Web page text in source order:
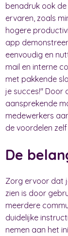
benadruk ook
ervaren, zoals
hogere
app
eenvoudig en
mail en interne
met pakkende
je succes!" Door
aansprekende
medewerkers
de voordelen
De
Zorg ervoor dat
zien is door
meerdere
duidelijke
nemen aan het